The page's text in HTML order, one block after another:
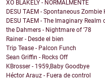
XO BLAKELY - NORMALMENTE
DESU TAEM - Spontaneous Zombie
DESU TAEM - The Imaginary Realm
the Dahmers - Nightmare of '78
Rainer - Desde el bien
Trip Tease - Palcon Funch
Sean Griffin - Rocks Off
KBrosser - 1959,Baby Goodbye
Héctor Arauz - Fuera de control